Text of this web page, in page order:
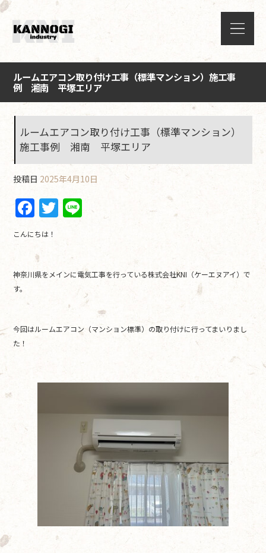
ルームエアコン取り付け工事（標準マンション）施工事
例 湘南 平塚エリア
ルームエアコン取り付け工事（標準マンション）
施工事例 湘南 平塚エリア
投稿日 2025年4月10日
F
a
c
e
b
o
k
T
w
er
Li
こんにちは！
神奈川県をメインに電気工事を行っている株式会社KNI（ケーエヌアイ）で
す。
今回はルームエアコン（マンション標準）の取り付けに行ってまいりまし
た！